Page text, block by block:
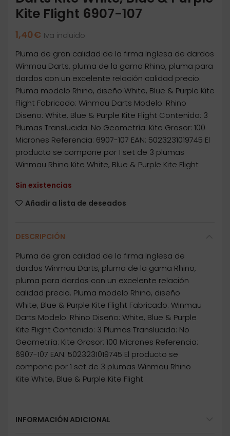
Kite Flight 6907-107
1,40€ Iva incluido
Pluma de gran calidad de la firma Inglesa de dardos
Winmau Darts, pluma de la gama Rhino, pluma para
dardos con un excelente relación calidad precio.
Pluma modelo Rhino, diseño White, Blue & Purple Kite
Flight Fabricado: Winmau Darts Modelo: Rhino
Diseño: White, Blue & Purple Kite Flight Contenido: 3
Plumas Translucida: No Geometría: Kite Grosor: 100
Micrones Referencia: 6907-107 EAN: 5023231019745 El
producto se compone por 1 set de 3 plumas
Winmau Rhino Kite White, Blue & Purple Kite Flight
Sin existencias
Añadir a lista de deseados
DESCRIPCIÓN
Pluma de gran calidad de la firma Inglesa de
dardos Winmau Darts, pluma de la gama Rhino,
pluma para dardos con un excelente relación
calidad precio. Pluma modelo Rhino, diseño
White, Blue & Purple Kite Flight Fabricado: Winmau
Darts Modelo: Rhino Diseño: White, Blue & Purple
Kite Flight Contenido: 3 Plumas Translucida: No
Geometría: Kite Grosor: 100 Micrones Referencia:
6907-107 EAN: 5023231019745 El producto se
compone por 1 set de 3 plumas Winmau Rhino
Kite White, Blue & Purple Kite Flight
INFORMACIÓN ADICIONAL